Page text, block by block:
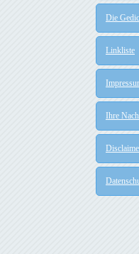
Die
Linkliste
Ihre